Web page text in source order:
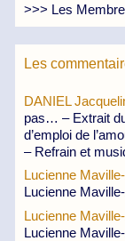
>>> Les
Les
DANIEL
pas… – Extrait
d’emploi de
– Refrain et
Lucienne
Lucienne
Lucienne
Lucienne